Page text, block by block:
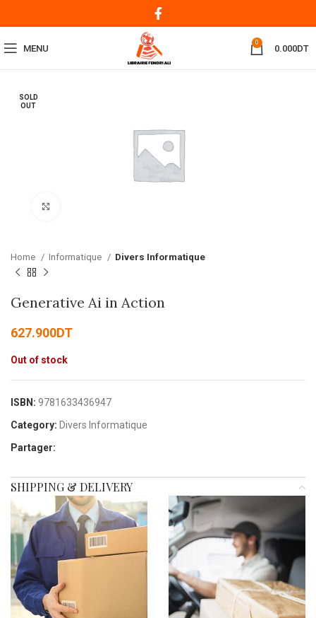
MENU
0
0.000DT
SOLD
OUT
Home Informatique Divers Informatique
Generative Ai in Action
627.900DT
Out of stock
ISBN: 9781633436947
Category: Divers Informatique
Partager:
SHIPPING & DELIVERY